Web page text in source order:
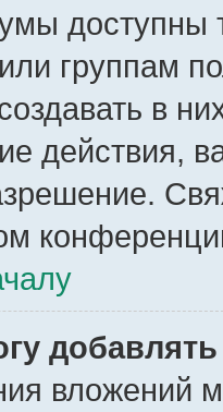
доступны
группам
в
действия,
вложений